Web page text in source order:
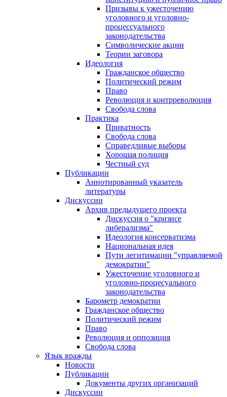
Призывы к ужесточению
уголовного и уголовно-
процессуального
законодательства
Символические акции
Теории заговора
Идеология
Гражданское общество
Политический режим
Право
Революция и контрреволюция
Свобода слова
Практика
Приватность
Свобода слова
Справедливые выборы
Хорошая полиция
Честный суд
Публикации
Аннотированный указатель
литературы
Дискуссии
Архив предыдущего проекта
Дискуссия о "кризисе
либерализма"
Идеология консерватизма
Национальная идея
Пути легитимации "управляемой
демократии"
Ужесточение уголовного и
уголовно-процесуального
законодательства
Барометр демократии
Гражданское общество
Политический режим
Право
Революция и оппозиция
Свобода слова
Язык вражды
Новости
Публикации
Документы других организаций
Дискуссии